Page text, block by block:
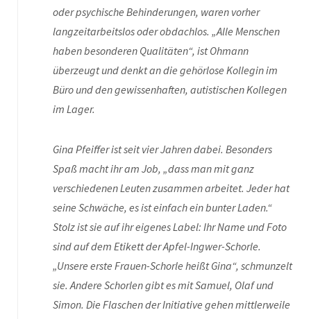
oder psychische Behinderungen, waren vorher
langzeitarbeitslos oder obdachlos. „Alle Menschen
haben besonderen Qualitäten“, ist Ohmann
überzeugt und denkt an die gehörlose Kollegin im
Büro und den gewissenhaften, autistischen Kollegen
im Lager.
Gina Pfeiffer ist seit vier Jahren dabei. Besonders
Spaß macht ihr am Job, „dass man mit ganz
verschiedenen Leuten zusammen arbeitet. Jeder hat
seine Schwäche, es ist einfach ein bunter Laden.“
Stolz ist sie auf ihr eigenes Label: Ihr Name und Foto
sind auf dem Etikett der Apfel-Ingwer-Schorle.
„Unsere erste Frauen-Schorle heißt Gina“, schmunzelt
sie. Andere Schorlen gibt es mit Samuel, Olaf und
Simon. Die Flaschen der Initiative gehen mittlerweile